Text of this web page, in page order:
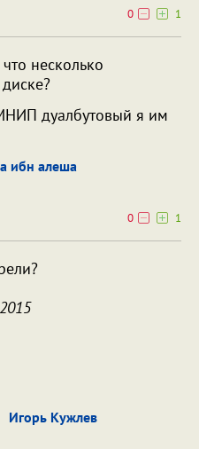
0
1
несколько
дуалбутовый я им
ибн алеша
0
1
Игорь Кужлев